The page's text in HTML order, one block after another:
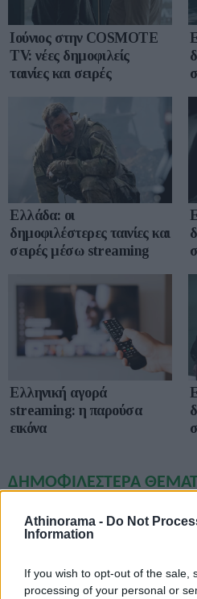
Athinorama - Do Not
Information
If you wish to opt-out of the sale,
processing of your personal or
Ιούνιος στην COSMOTE
TV: νέες δημοφιλείς
ταινίες και σειρές
Ελλάδα: οι
δημοφιλέστερες ταινίες και
σειρές μέσω streaming
Ελληνική αγορά
streaming: η παρούσα
εικόνα
ΔΗΜΟΦΙΛΕΣΤΕΡΑ